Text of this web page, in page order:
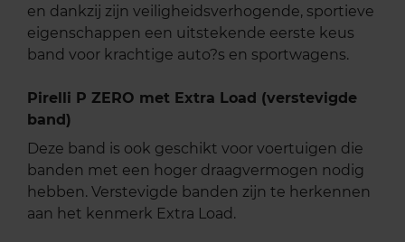
en dankzij zijn veiligheidsverhogende, sportieve
eigenschappen een uitstekende eerste keus
band voor krachtige auto?s en sportwagens.
Pirelli P ZERO met Extra Load (verstevigde
band)
Deze band is ook geschikt voor voertuigen die
banden met een hoger draagvermogen nodig
hebben. Verstevigde banden zijn te herkennen
aan het kenmerk Extra Load.